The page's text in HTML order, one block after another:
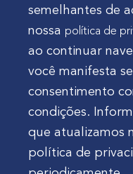
Onde comprar produtos
Quero Enerbras na minha
Enerbras Materiais
semelhantes de
nossa política de
ao continuar
você manifesta
consentimento
condições.
que atualizamos
política de